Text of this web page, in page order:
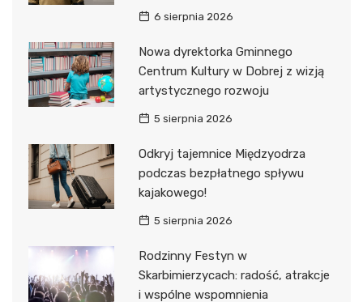
6 sierpnia 2026
Nowa dyrektorka Gminnego
Centrum Kultury w Dobrej z wizją
artystycznego rozwoju
5 sierpnia 2026
Odkryj tajemnice Międzyodrza
podczas bezpłatnego spływu
kajakowego!
5 sierpnia 2026
Rodzinny Festyn w
Skarbimierzycach: radość, atrakcje
i wspólne wspomnienia